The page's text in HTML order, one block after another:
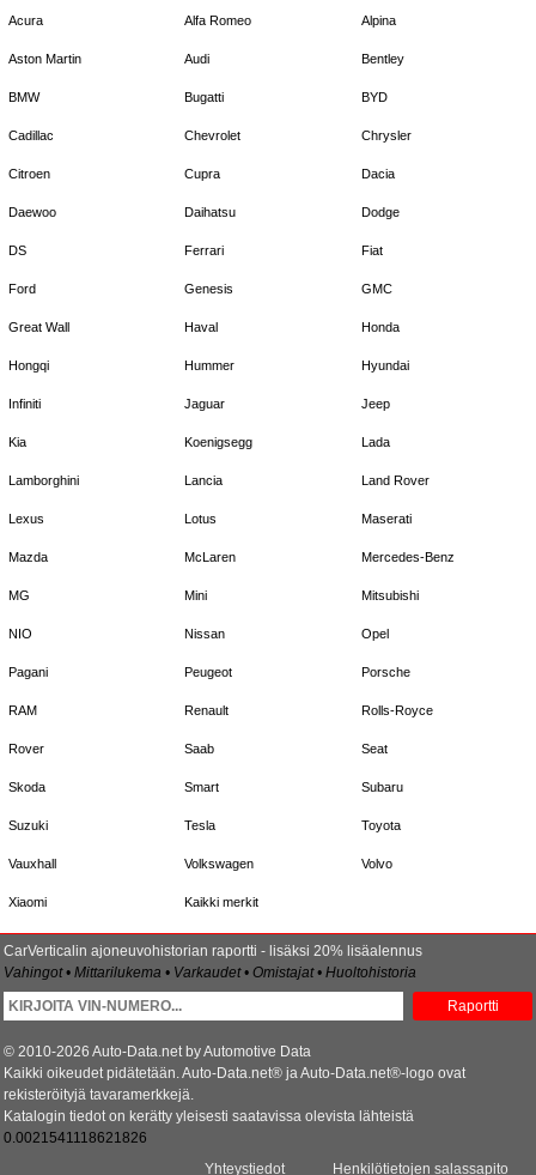
Acura Alfa Romeo Alpina
Aston Martin Audi Bentley
BMW Bugatti BYD
Cadillac Chevrolet Chrysler
Citroen Cupra Dacia
Daewoo Daihatsu Dodge
DS Ferrari Fiat
Ford Genesis GMC
Great Wall Haval Honda
Hongqi Hummer Hyundai
Infiniti Jaguar Jeep
Kia Koenigsegg Lada
Lamborghini Lancia Land Rover
Lexus Lotus Maserati
Mazda McLaren Mercedes-Benz
MG Mini Mitsubishi
NIO Nissan Opel
Pagani Peugeot Porsche
RAM Renault Rolls-Royce
Rover Saab Seat
Skoda Smart Subaru
Suzuki Tesla Toyota
Vauxhall Volkswagen Volvo
Xiaomi Kaikki merkit
CarVerticalin ajoneuvohistorian raportti - lisäksi 20% lisäalennus
Vahingot • Mittarilukema • Varkaudet • Omistajat • Huoltohistoria
Raportti
© 2010-2026 Auto-Data.net by Automotive Data
Kaikki oikeudet pidätetään. Auto-Data.net® ja Auto-Data.net®-logo ovat
rekisteröityjä tavaramerkkejä.
Katalogin tiedot on kerätty yleisesti saatavissa olevista lähteistä
0.0021541118621826
Henkilötietojen salassapito
Yhteystiedot